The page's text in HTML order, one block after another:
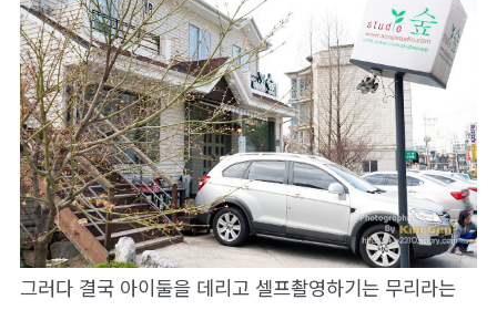
그러다 결국 아이둘을 데리고 셀프촬영하기는 무리라는